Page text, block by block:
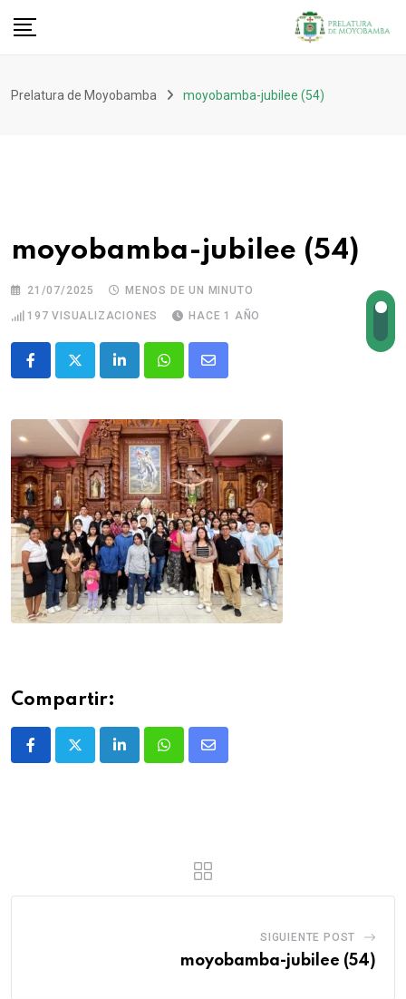
Prelatura de Moyobamba moyobamba-jubilee (54)
moyobamba-jubilee (54)
21/07/2025
MENOS DE UN MINUTO
197 VISUALIZACIONES HACE 1 AÑO
Compartir:
SIGUIENTE POST
moyobamba-jubilee (54)